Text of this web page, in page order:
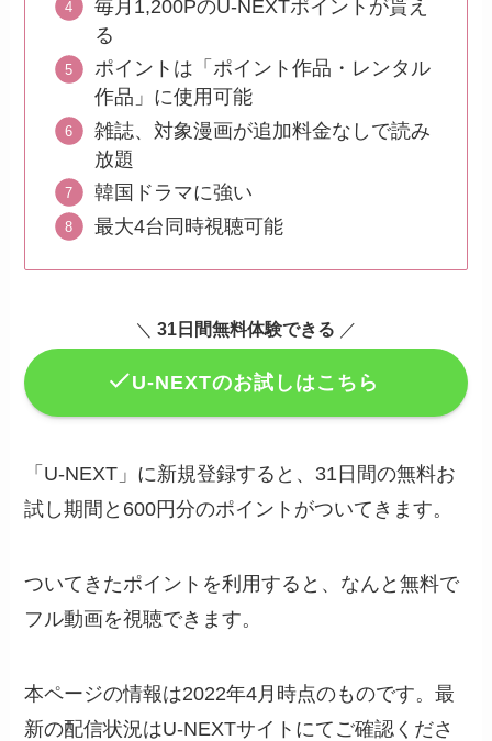
毎月1,200PのU-NEXTポイントが貰え
る
ポイントは「ポイント作品・レンタル
作品」に使用可能
雑誌、対象漫画が追加料金なしで読み
放題
韓国ドラマに強い
最大4台同時視聴可能
＼ 31日間無料体験できる ／
U-NEXTのお試しはこちら
「U-NEXT」に新規登録すると、31日間の無料お
試し期間と600円分のポイントがついてきます。
ついてきたポイントを利用すると、なんと無料で
フル動画を視聴できます。
本ページの情報は2022年4月時点のものです。最
新の配信状況はU-NEXTサイトにてご確認くださ